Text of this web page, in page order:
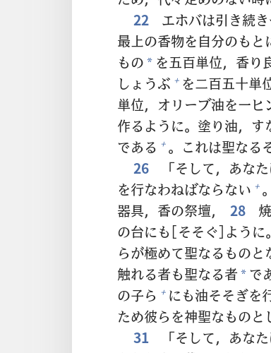
22
エホバは引き続
最上の香物を自分のもと
もの * を五百単位， 香り
しょうぶ + を二百五十単
単位，オリーブ油を一ヒ
作るように。 塗り油，す
である + 。これは聖なる
26
「そして，あな
を行なわねばならない + 。
器具， 香の祭壇， 28 焼
の台にも[そそぐ]ように。
らが極めて聖なるものと
触れる者も聖なる者* で
の子ら + にも油そそぎを
ため彼らを神聖なものと
31
「そして，あな